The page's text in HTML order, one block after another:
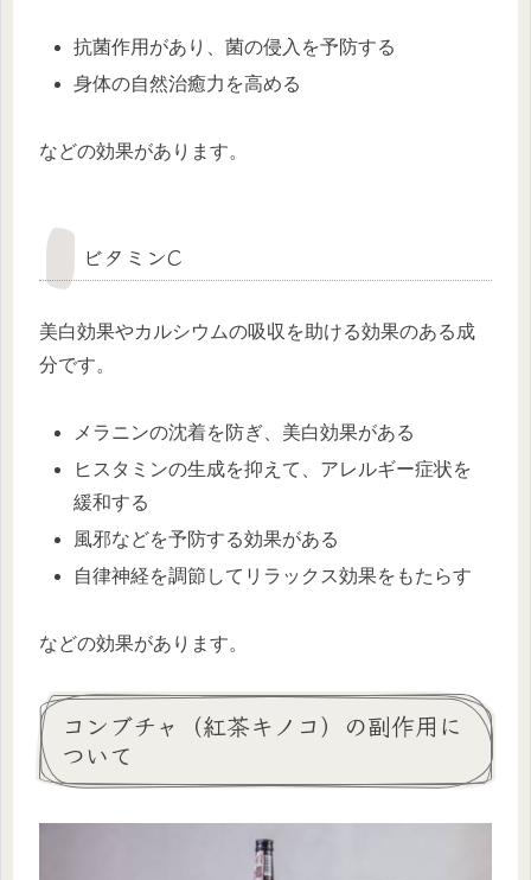
抗菌作用があり、菌の侵入を予防する
身体の自然治癒力を高める
などの効果があります。
ビタミンC
美白効果やカルシウムの吸収を助ける効果のある成
分です。
メラニンの沈着を防ぎ、美白効果がある
ヒスタミンの生成を抑えて、アレルギー症状を
緩和する
風邪などを予防する効果がある
自律神経を調節してリラックス効果をもたらす
などの効果があります。
コンブチャ（紅茶キノコ）の副作用に
ついて